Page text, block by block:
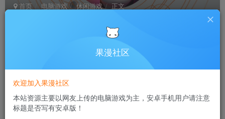
首页 电脑游戏 休闲游戏 正文
此内容为付费资源，请付费后查看
果漫社区
欢迎加入果漫社区
本站资源主要以网友上传的电脑游戏为主，安卓手机用户请注意
标题是否写有安卓版！